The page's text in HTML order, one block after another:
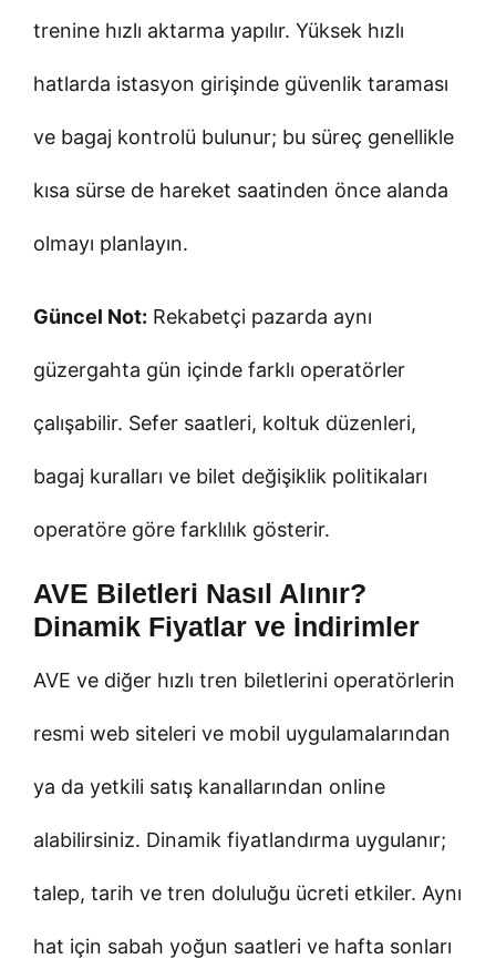
trenine hızlı aktarma yapılır. Yüksek hızlı
hatlarda istasyon girişinde güvenlik taraması
ve bagaj kontrolü bulunur; bu süreç genellikle
kısa sürse de hareket saatinden önce alanda
olmayı planlayın.
Güncel Not: Rekabetçi pazarda aynı
güzergahta gün içinde farklı operatörler
çalışabilir. Sefer saatleri, koltuk düzenleri,
bagaj kuralları ve bilet değişiklik politikaları
operatöre göre farklılık gösterir.
AVE Biletleri Nasıl Alınır?
Dinamik Fiyatlar ve İndirimler
AVE ve diğer hızlı tren biletlerini operatörlerin
resmi web siteleri ve mobil uygulamalarından
ya da yetkili satış kanallarından online
alabilirsiniz. Dinamik fiyatlandırma uygulanır;
talep, tarih ve tren doluluğu ücreti etkiler. Aynı
hat için sabah yoğun saatleri ve hafta sonları